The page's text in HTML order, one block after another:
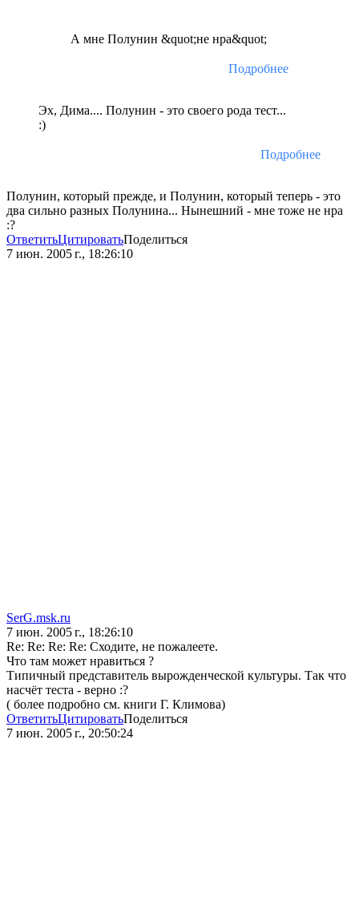
А мне Полунин &quot;не нра&quot;
Подробнее
Эх, Дима.... Полунин - это своего рода тест...
:)
Подробнее
Полунин, который прежде, и Полунин, который теперь - это
два сильно разных Полунина... Нынешний - мне тоже не нра
:?
ОтветитьЦитироватьПоделиться
7 июн. 2005 г., 18:26:10
SerG.msk.ru
7 июн. 2005 г., 18:26:10
Re: Re: Re: Re: Сходите, не пожалеете.
Что там может нравиться ?
Типичный представитель вырожденческой культуры. Так что
насчёт теста - верно :?
( более подробно см. книги Г. Климова)
ОтветитьЦитироватьПоделиться
7 июн. 2005 г., 20:50:24